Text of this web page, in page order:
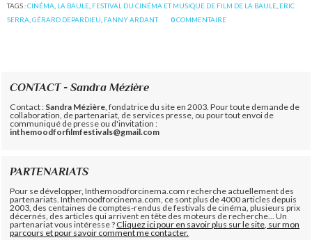
TAGS :CINÉMA LA BAULE FESTIVAL DU CINÉMA ET MUSIQUE DE FILM DE LA BAULE ERIC
SERRA ,GÉRARD DEPARDIEU FANNY ARDANT 0COMMENTAIRE
CONTACT - Sandra Mézière
Contact : Sandra Mézière , fondatrice du site en 2003. Pour toute demande de
collaboration, de partenariat, de services presse, ou pour tout envoi de
communiqué de presse ou d'invitation :
inthemoodforfilmfestivals@gmail.com
PARTENARIATS
Pour se développer, Inthemoodforcinema.com recherche actuellement des
partenariats. Inthemoodforcinema.com, ce sont plus de 4000 articles depuis
2003, des centaines de comptes-rendus de festivals de cinéma, plusieurs prix
décernés, des articles qui arrivent en tête des moteurs de recherche... Un
partenariat vous intéresse ?Cliquez ici pour en savoir plus sur le site, sur mon
parcours et pour savoir comment me contacter.